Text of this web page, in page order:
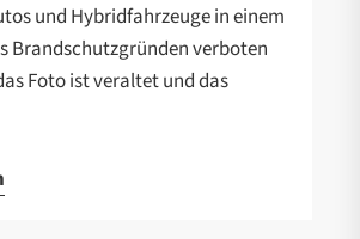
und Hybridfahrzeuge in einem
Brandschutzgründen verboten
Foto ist veraltet und das